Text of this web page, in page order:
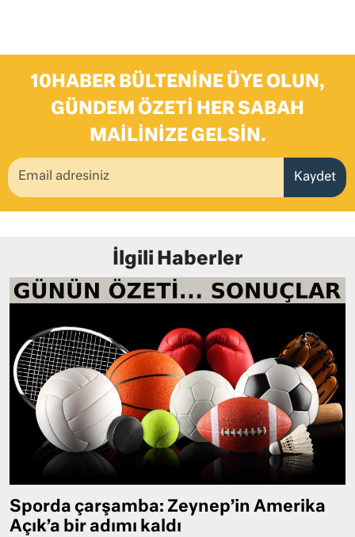
10HABER BÜLTENINE ÜYE OLUN,
GÜNDEM ÖZETI HER SABAH
MAILINIZE GELSIN.
Kaydet
İlgili Haberler
Sporda çarşamba: Zeynep’in Amerika
Açık’a bir adımı kaldı